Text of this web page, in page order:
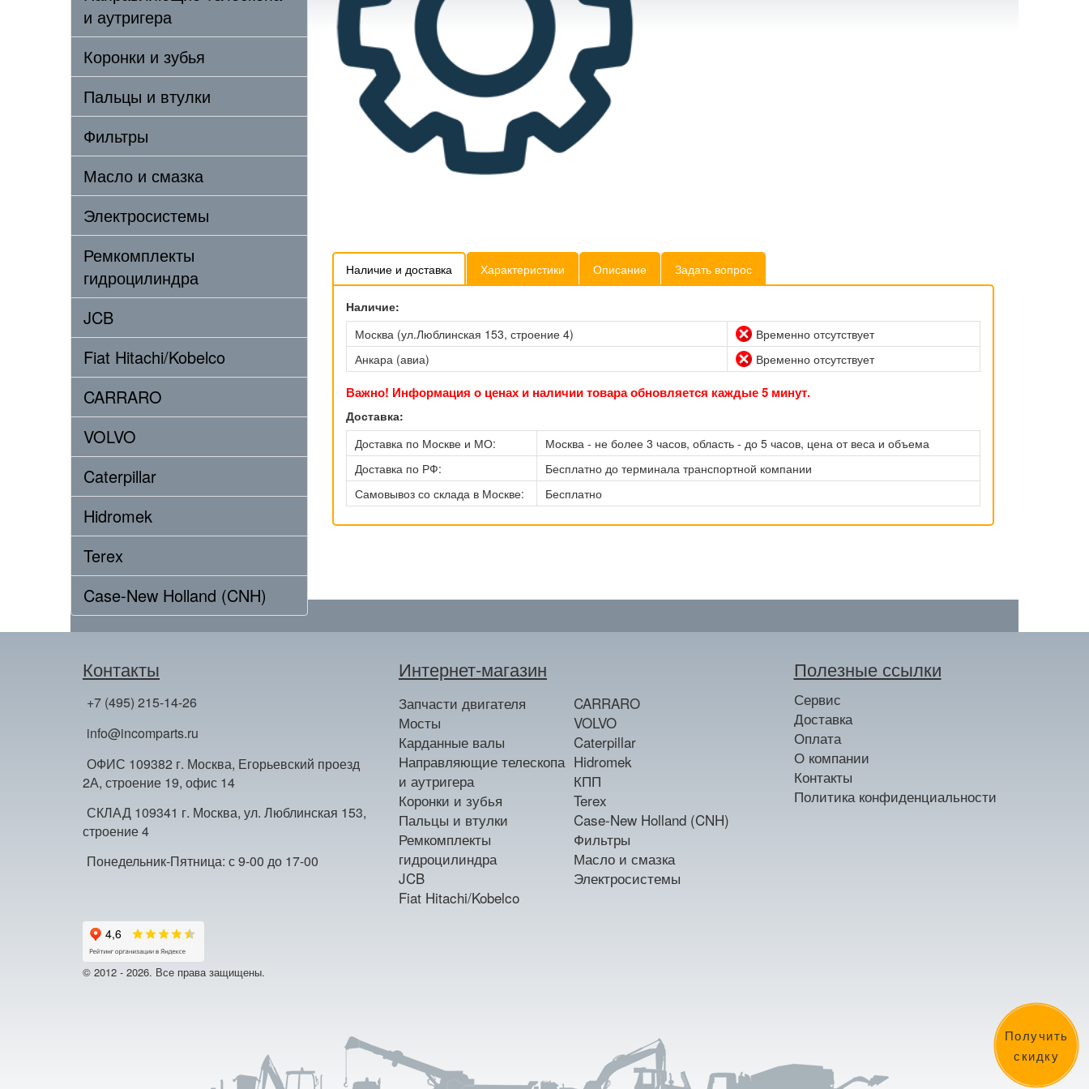
Получить
скидку
и аутригера
Коронки и зубья
Пальцы и втулки
Фильтры
Масло и смазка
Электросистемы
Ремкомплекты
гидроцилиндра
JCB
Fiat Hitachi/Kobelco
CARRARO
VOLVO
Caterpillar
Hidromek
Terex
Case-New Holland (CNH)
Наличие и доставка Характеристики Описание Задать вопрос
Наличие:
Москва (ул.Люблинская 153, строение 4)
Временно отсутствует
Анкара (авиа)
Временно отсутствует
Важно! Информация о ценах и наличии товара обновляется каждые 5 минут.
Доставка:
Доставка по Москве и МО:
Москва - не более 3 часов, область - до 5 часов, цена от веса и объема
Доставка по РФ:
Бесплатно до терминала транспортной компании
Самовывоз со склада в Москве:
Бесплатно
Контакты
+7 (495) 215-14-26
info@incomparts.ru
ОФИС 109382 г. Москва, Егорьевский проезд
2А, строение 19, офис 14
СКЛАД 109341 г. Москва, ул. Люблинская 153,
строение 4
Понедельник-Пятница: с 9-00 до 17-00
Интернет-магазин
Запчасти двигателя
Мосты
Карданные валы
Направляющие телескопа
и аутригера
Коронки и зубья
Пальцы и втулки
Ремкомплекты
гидроцилиндра
JCB
Fiat Hitachi/Kobelco
CARRARO
VOLVO
Caterpillar
Hidromek
КПП
Terex
Case-New Holland (CNH)
Фильтры
Масло и смазка
Электросистемы
Полезные ссылки
Сервис
Доставка
Оплата
О компании
Контакты
Политика конфиденциальности
© 2012 - 2026. Все права защищены.